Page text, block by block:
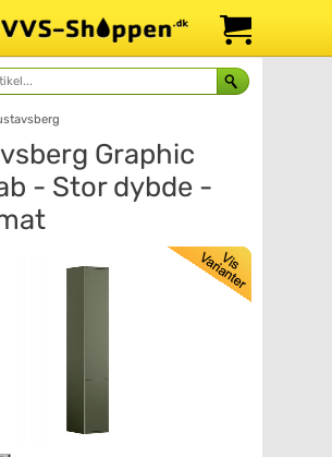
Graphic
- Stor dybde -